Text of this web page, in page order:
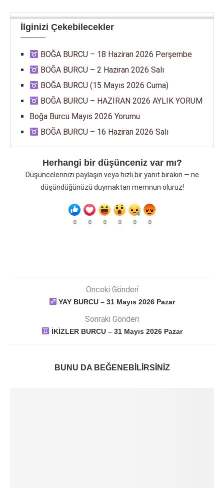
İlginizi Çekebilecekler
BOĞA BURCU – 18 Haziran 2026 Perşembe
BOĞA BURCU – 2 Haziran 2026 Salı
BOĞA BURCU (15 Mayıs 2026 Cuma)
BOĞA BURCU – HAZİRAN 2026 AYLIK YORUM
Boğa Burcu Mayıs 2026 Yorumu
BOĞA BURCU – 16 Haziran 2026 Salı
Herhangi bir düşünceniz var mı?
Düşüncelerinizi paylaşın veya hızlı bir yanıt bırakın — ne
düşündüğünüzü duymaktan memnun oluruz!
0 0 0 0 0 0
Önceki Gönderi
YAY BURCU – 31 Mayıs 2026 Pazar
Sonraki Gönderi
İKİZLER BURCU – 31 Mayıs 2026 Pazar
BUNU DA BEĞENEBILIRSINIZ